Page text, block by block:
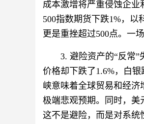
成本激增将严重侵蚀企
500指数期货下跌1%，以
更是重挫超过500点。一
3. 避险资产的“反常
价格却下跌了1.6%，白
峡意味着全球贸易和经济
极端悲观预期。同时，美
这不是避险，而是对系统